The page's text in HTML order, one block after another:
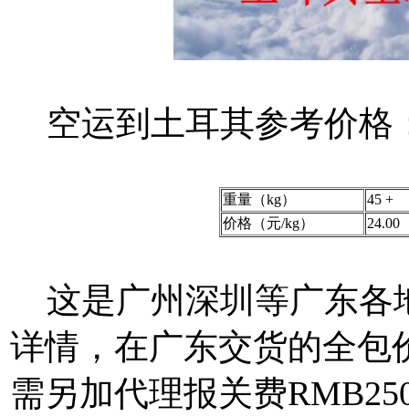
空运到土耳其参考价格
重量（kg）
45 +
价格（元/kg）
24.00
这是广州深圳等广东各
详情，在广东交货的全包
需另加代理报关费